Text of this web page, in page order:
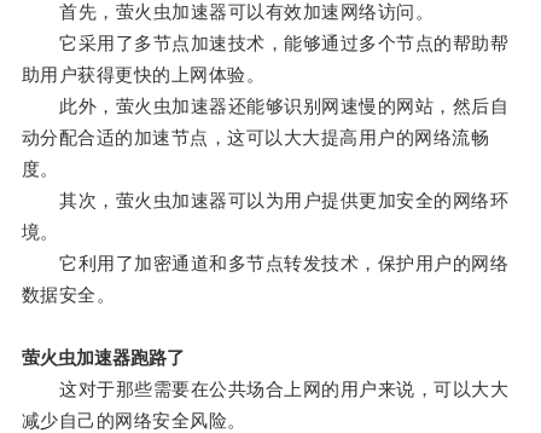
首先，萤火虫加速器可以有效加速网络访问。
它采用了多节点加速技术，能够通过多个节点的帮助帮
助用户获得更快的上网体验。
此外，萤火虫加速器还能够识别网速慢的网站，然后自
动分配合适的加速节点，这可以大大提高用户的网络流畅
度。
其次，萤火虫加速器可以为用户提供更加安全的网络环
境。
它利用了加密通道和多节点转发技术，保护用户的网络
数据安全。
萤火虫加速器跑路了
这对于那些需要在公共场合上网的用户来说，可以大大
减少自己的网络安全风险。